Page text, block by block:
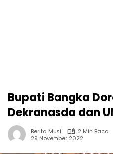
Bupati Bangka
Dekranasda dan
Berita Musi
2 Min Baca
29 November 2022